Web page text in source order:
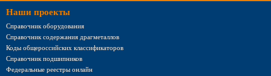
Наши проекты
Справочник оборудования
Справочник содержания драгметаллов
Коды общероссийских классификаторов
Справочник подшипников
Федеральные реестры онлайн